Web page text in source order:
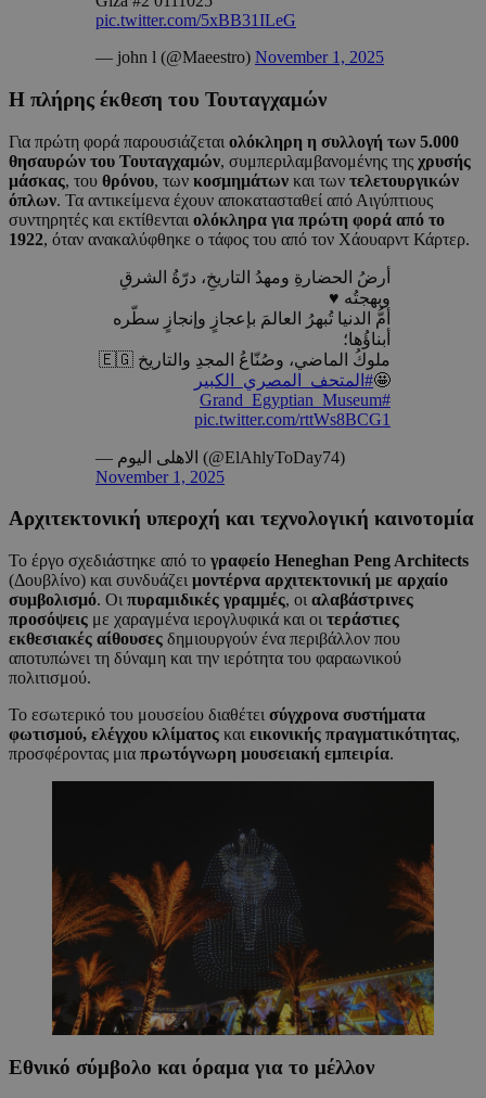
pic.twitter.com/5xBB31ILeG
— john l (@Maeestro) November 1, 2025
Η πλήρης έκθεση του Τουταγχαμών
Για πρώτη φορά παρουσιάζεται ολόκληρη η συλλογή των 5.000
θησαυρών του Τουταγχαμών, συμπεριλαμβανομένης της χρυσής
μάσκας, του θρόνου, των κοσμημάτων και των τελετουργικών
όπλων. Τα αντικείμενα έχουν αποκατασταθεί από Αιγύπτιους
συντηρητές και εκτίθενται ολόκληρα για πρώτη φορά από το
1922, όταν ανακαλύφθηκε ο τάφος του από τον Χάουαρντ Κάρτερ.
أرضُ الحضارةِ ومهدُ التاريخِ، درّةُ الشرقِ
وبهجتُه ♥️
أمُّ الدنيا تُبهرُ العالمَ بإعجازٍ وإنجازٍ سطّره
أبناؤُها؛
ملوكُ الماضي، وصُنّاعُ المجدِ والتاريخ 🇪🇬
🤩#المتحف_المصري_الكبير
#Grand_Egyptian_Museum
pic.twitter.com/rttWs8BCG1
— الاهلى اليوم (@ElAhlyToDay74)
November 1, 2025
Αρχιτεκτονική υπεροχή και τεχνολογική καινοτομία
Το έργο σχεδιάστηκε από το γραφείο Heneghan Peng Architects
(Δουβλίνο) και συνδυάζει μοντέρνα αρχιτεκτονική με αρχαίο
συμβολισμό. Οι πυραμιδικές γραμμές, οι αλαβάστρινες
προσόψεις με χαραγμένα ιερογλυφικά και οι τεράστιες
εκθεσιακές αίθουσες δημιουργούν ένα περιβάλλον που
αποτυπώνει τη δύναμη και την ιερότητα του φαραωνικού
πολιτισμού.
Το εσωτερικό του μουσείου διαθέτει σύγχρονα συστήματα
φωτισμού, ελέγχου κλίματος και εικονικής πραγματικότητας,
προσφέροντας μια πρωτόγνωρη μουσειακή εμπειρία.
Εθνικό σύμβολο και όραμα για το μέλλον